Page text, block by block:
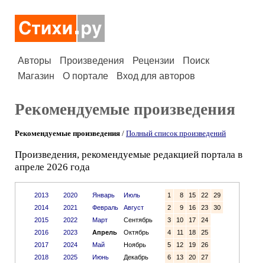
Авторы Произведения Рецензии
Поиск
Магазин
О портале Вход для авторов
Рекомендуемые произведения
Рекомендуемые произведения / Полный список произведений
Произведения, рекомендуемые редакцией портала в
апреле 2026 года
2013
2014
2015
2016
2017
2018
2020
2021
2022
2023
2024
2025
Январь
Июль
Февраль
Август
Март
Сентябрь
Апрель
Октябрь
Май
Ноябрь
Июнь
Декабрь
1 8 15 22
29
2
9 16 23
30
3
10 17
24
4
11 18
25
5
12 19
26
6
13 20
27